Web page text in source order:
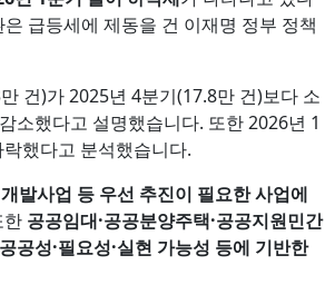
급등세에 제동을 건 이재명 정부 정책
건)가 2025년 4분기(17.8만 건)보다 소
소했다고 설명했습니다. 또한 2026년 1
했다고 분석했습니다.
발사업 등 우선 추진이 필요한 사업에
한 공공임대·공공분양주택·공공지원민간
공성·필요성·실현 가능성 등에 기반한